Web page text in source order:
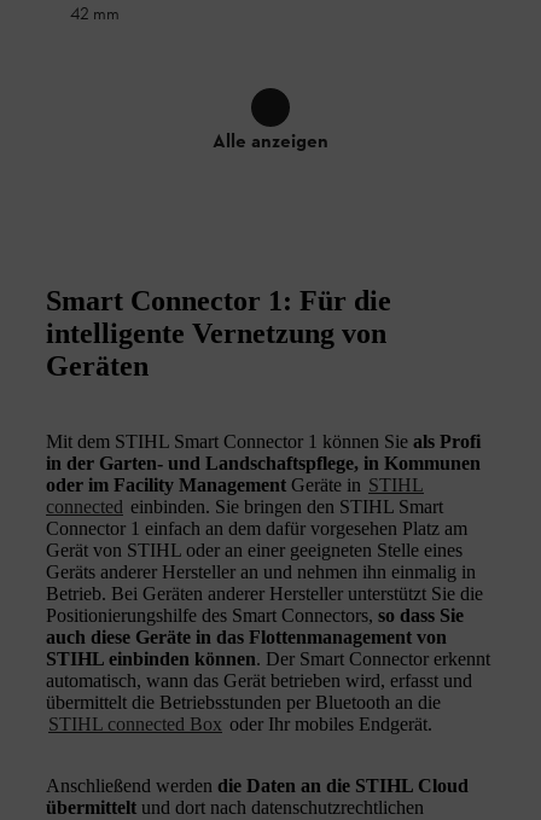
42 mm
Alle anzeigen
Smart Connector 1: Für die
intelligente Vernetzung von
Geräten
Mit dem STIHL Smart Connector 1 können Sie als Profi
in der Garten- und Landschaftspflege, in Kommunen
oder im Facility Management Geräte in STIHL
connected einbinden. Sie bringen den STIHL Smart
Connector 1 einfach an dem dafür vorgesehen Platz am
Gerät von STIHL oder an einer geeigneten Stelle eines
Geräts anderer Hersteller an und nehmen ihn einmalig in
Betrieb. Bei Geräten anderer Hersteller unterstützt Sie die
Positionierungshilfe des Smart Connectors, so dass Sie
auch diese Geräte in das Flottenmanagement von
STIHL einbinden können. Der Smart Connector erkennt
automatisch, wann das Gerät betrieben wird, erfasst und
übermittelt die Betriebsstunden per Bluetooth an die
STIHL connected Box oder Ihr mobiles Endgerät.
Anschließend werden die Daten an die STIHL Cloud
übermittelt und dort nach datenschutzrechtlichen